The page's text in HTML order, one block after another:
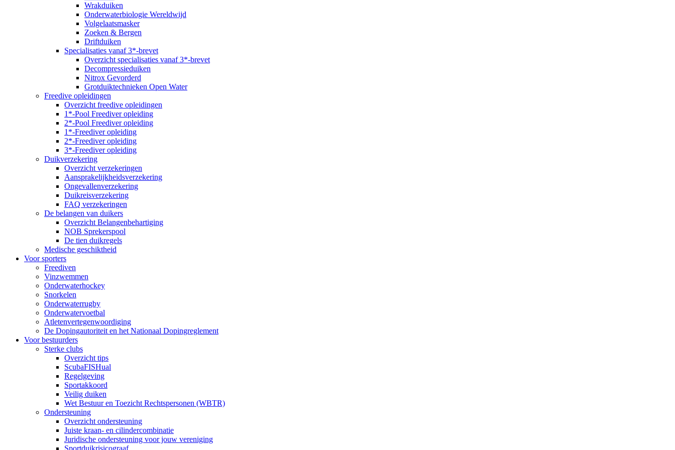
Wrakduiken
Onderwaterbiologie Wereldwijd
Volgelaatsmasker
Zoeken & Bergen
Driftduiken
Specialisaties vanaf 3*-brevet
Overzicht specialisaties vanaf 3*-brevet
Decompressieduiken
Nitrox Gevorderd
Grotduiktechnieken Open Water
Freedive opleidingen
Overzicht freedive opleidingen
1*-Pool Freediver opleiding
2*-Pool Freediver opleiding
1*-Freediver opleiding
2*-Freediver opleiding
3*-Freediver opleiding
Duikverzekering
Overzicht verzekeringen
Aansprakelijkheidsverzekering
Ongevallenverzekering
Duikreisverzekering
FAQ verzekeringen
De belangen van duikers
Overzicht Belangenbehartiging
NOB Sprekerspool
De tien duikregels
Medische geschiktheid
Voor sporters
Freediven
Vinzwemmen
Onderwaterhockey
Snorkelen
Onderwaterrugby
Onderwatervoetbal
Atletenvertegenwoordiging
De Dopingautoriteit en het Nationaal Dopingreglement
Voor bestuurders
Sterke clubs
Overzicht tips
ScubaFISHual
Regelgeving
Sportakkoord
Veilig duiken
Wet Bestuur en Toezicht Rechtspersonen (WBTR)
Ondersteuning
Overzicht ondersteuning
Juiste kraan- en cilindercombinatie
Juridische ondersteuning voor jouw vereniging
Sportduikrisicograaf